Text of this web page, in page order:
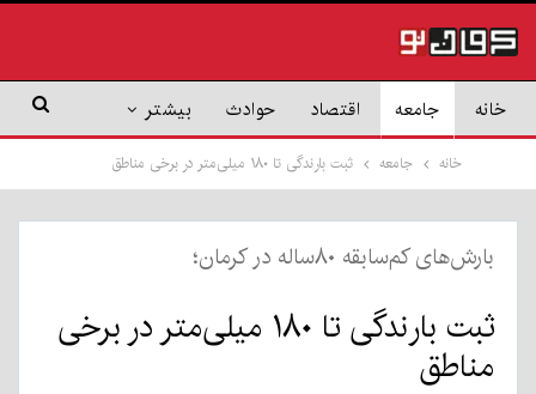
خانه جامعه اقتصاد حوادث بیشتر
خانه جامعه ثبت بارندگی تا ۱۸۰ میلی‌متر در برخی مناطق
بارش‌های کم‌سابقه ۸۰ساله در کرمان؛
ثبت بارندگی تا ۱۸۰ میلی‌متر در برخی
مناطق